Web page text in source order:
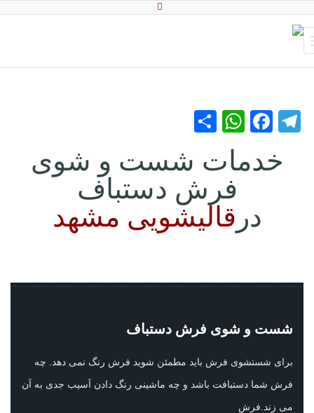
Telegram
Facebook
WhatsApp
خدمات شست و شوی
فرش دستباف
در قالیشویی مشهد
شست و شوی فرش دستباف
برای شستشوی فرش باید مطمئن شوید فرش رنگ نمی دهد. چه
فرش شما دستبافت باشد و چه ماشینی رنگ دادن آسیب جدی به آن
می زند.فرش